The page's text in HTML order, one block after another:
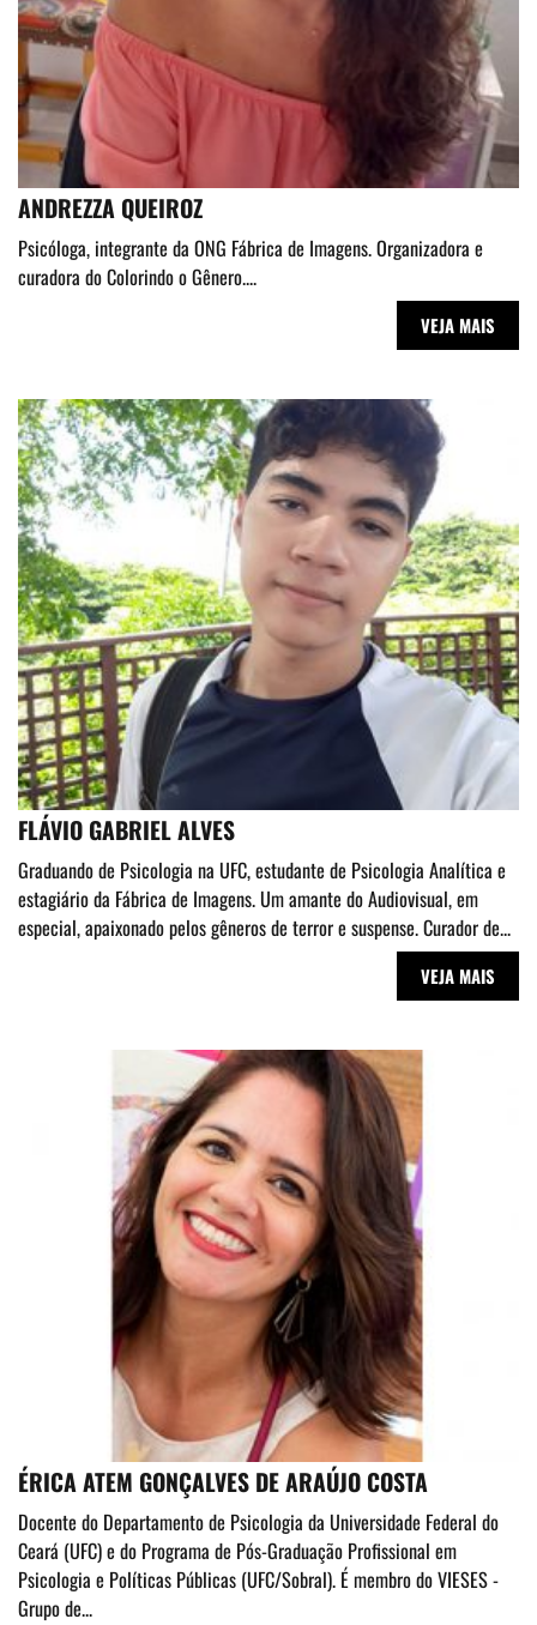
ANDREZZA QUEIROZ
Psicóloga, integrante da ONG Fábrica de Imagens. Organizadora e
curadora do Colorindo o Gênero....
VEJA MAIS
FLÁVIO GABRIEL ALVES
Graduando de Psicologia na UFC, estudante de Psicologia Analítica e
estagiário da Fábrica de Imagens. Um amante do Audiovisual, em
especial, apaixonado pelos gêneros de terror e suspense. Curador de...
VEJA MAIS
ÉRICA ATEM GONÇALVES DE ARAÚJO COSTA
Docente do Departamento de Psicologia da Universidade Federal do
Ceará (UFC) e do Programa de Pós-Graduação Profissional em
Psicologia e Políticas Públicas (UFC/Sobral). É membro do VIESES -
Grupo de...